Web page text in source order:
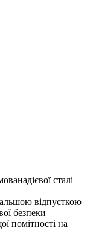
сталі
відпусткою
безпеки
помітності на